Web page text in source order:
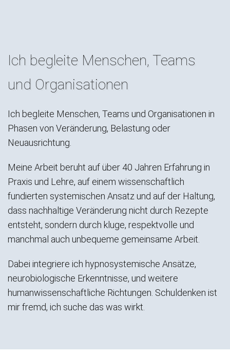
Ich begleite Menschen, Teams
und Organisationen
Ich begleite Menschen, Teams und Organisationen in
Phasen von Veränderung, Belastung oder
Neuausrichtung.
Meine Arbeit beruht auf über 40 Jahren Erfahrung in
Praxis und Lehre, auf einem wissenschaftlich
fundierten systemischen Ansatz und auf der Haltung,
dass nachhaltige Veränderung nicht durch Rezepte
entsteht, sondern durch kluge, respektvolle und
manchmal auch unbequeme gemeinsame Arbeit.
Dabei integriere ich hypnosystemische Ansätze,
neurobiologische Erkenntnisse, und weitere
humanwissenschaftliche Richtungen. Schuldenken ist
mir fremd, ich suche das was wirkt.